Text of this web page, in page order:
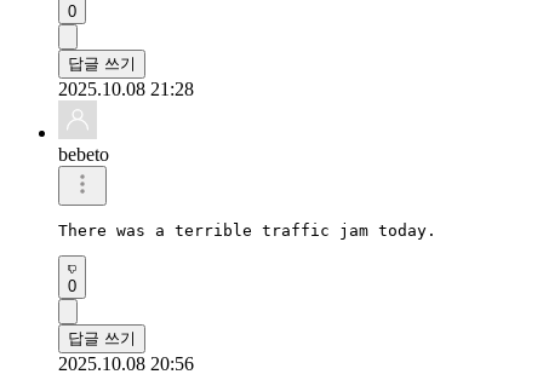
0
답글 쓰기
2025.10.08 21:28
bebeto
There was a terrible traffic jam today.
0
답글 쓰기
2025.10.08 20:56